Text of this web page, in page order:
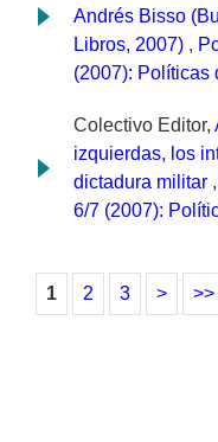
Andrés Bisso
Libros, 2007) ,
(2007): Políticas
Colectivo Editor,
izquierdas, los
dictadura militar ,
6/7 (2007):
1 2 3 > >>